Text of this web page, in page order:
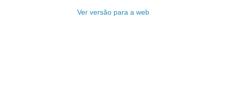
Ver versão para a web